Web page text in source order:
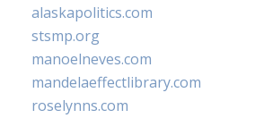
alaskapolitics.com
stsmp.org
manoelneves.com
mandelaeffectlibrary.com
roselynns.com